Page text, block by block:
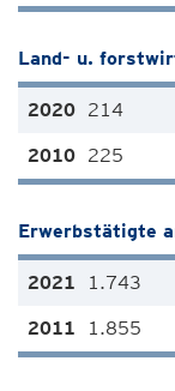
Land- u.
214
225
Erwerbstätigte
1.743
1.855